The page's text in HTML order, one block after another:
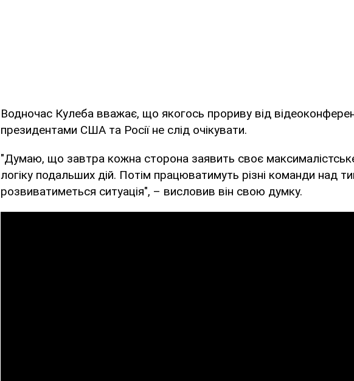
Водночас Кулеба вважає, що якогось прориву від
президентами США та Росії не слід очікувати.
"Думаю, що завтра кожна сторона заявить своє
логіку подальших дій. Потім працюватимуть різні команди над
розвиватиметься ситуація", – висловив він свою думку.